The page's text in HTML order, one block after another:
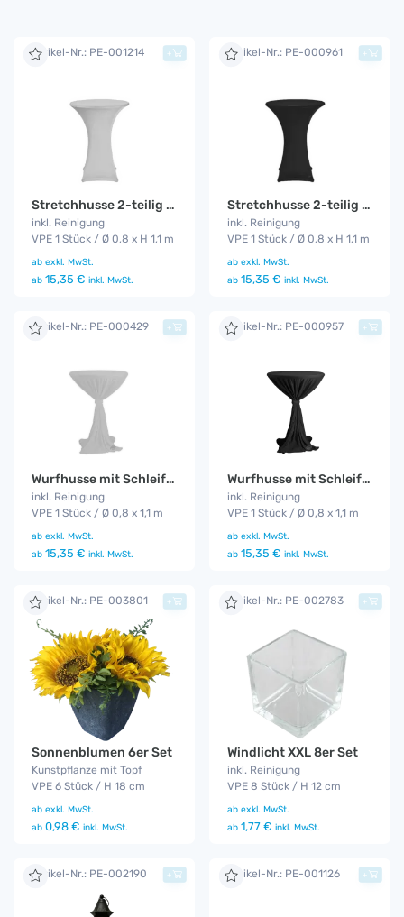
Artikel-Nr.: PE-001214
Stretchhusse 2-teilig weiß
inkl. Reinigung
VPE 1 Stück / Ø 0,8 x H 1,1 m
ab exkl. MwSt.
ab 15,35 € inkl. MwSt.
+ Artikel-Nr.: PE-000961
Stretchhusse 2-teilig schwarz
inkl. Reinigung
VPE 1 Stück / Ø 0,8 x H 1,1 m
ab exkl. MwSt.
ab 15,35 € inkl. MwSt.
+
Artikel-Nr.: PE-000429
Wurfhusse mit Schleife weiß
inkl. Reinigung
VPE 1 Stück / Ø 0,8 x 1,1 m
ab exkl. MwSt.
ab 15,35 € inkl. MwSt.
+ Artikel-Nr.: PE-000957
Wurfhusse mit Schleife schwarz
inkl. Reinigung
VPE 1 Stück / Ø 0,8 x 1,1 m
ab exkl. MwSt.
ab 15,35 € inkl. MwSt.
+
Artikel-Nr.: PE-003801
Sonnenblumen 6er Set
Kunstpflanze mit Topf
VPE 6 Stück / H 18 cm
ab exkl. MwSt.
ab 0,98 € inkl. MwSt.
+ Artikel-Nr.: PE-002783
Windlicht XXL 8er Set
inkl. Reinigung
VPE 8 Stück / H 12 cm
ab exkl. MwSt.
ab 1,77 € inkl. MwSt.
+
Artikel-Nr.: PE-002190 + Artikel-Nr.: PE-001126 +